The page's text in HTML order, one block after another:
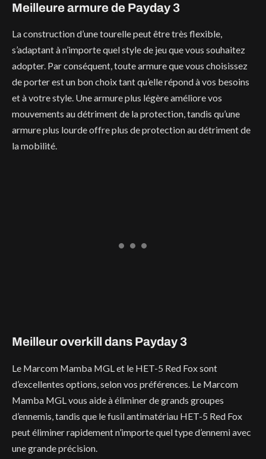
Meilleure armure de Payday 3
La construction d’une tourelle peut être très flexible,
s’adaptant à n’importe quel style de jeu que vous souhaitez
adopter. Par conséquent, toute armure que vous choisissez
de porter est un bon choix tant qu’elle répond à vos besoins
et à votre style. Une armure plus légère améliore vos
mouvements au détriment de la protection, tandis qu’une
armure plus lourde offre plus de protection au détriment de
la mobilité.
Meilleur overkill dans Payday 3
Le Marcom Mamba MGL et le HET-5 Red Fox sont
d’excellentes options, selon vos préférences. Le Marcom
Mamba MGL vous aide à éliminer de grands groupes
d’ennemis, tandis que le fusil antimatériau HET-5 Red Fox
peut éliminer rapidement n’importe quel type d’ennemi avec
une grande précision.